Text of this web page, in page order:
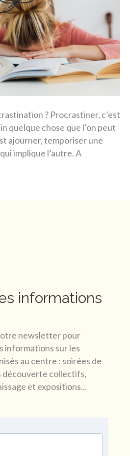
? Procrastiner, c’est
quelque chose que l’on peut
ajourner, temporiser une
implique l’autre. A
informations
newsletter pour
informations sur les
au centre : soirées de
découverte collectifs,
et expositions...